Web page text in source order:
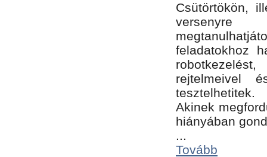
Csütörtökön,
versenyre
feladatokhoz
rejtelmeivel
tesztelhetitek.
Akinek
hiányában
...
Tovább